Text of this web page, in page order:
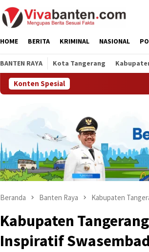
HOME BERITA KRIMINAL NASIONAL
BANTEN RAYA Kota Tangerang
Konten Spesial
Beranda Banten Raya Kabupaten
Kabupaten
Inspiratif